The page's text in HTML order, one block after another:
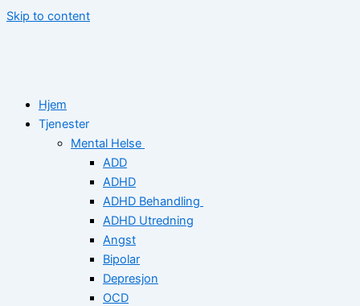
Skip to content
Hjem
Tjenester
Mental Helse
ADD
ADHD
ADHD Behandling
ADHD Utredning
Angst
Bipolar
Depresjon
OCD